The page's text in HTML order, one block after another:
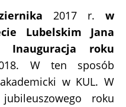
2017 r.w
Lubelskim Jana
Inauguracja roku
W ten sposób
w KUL. W
roku